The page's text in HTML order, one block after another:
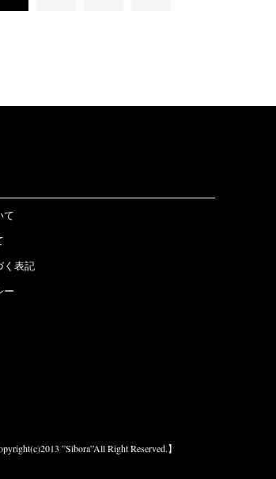
て
く表記
ー
”Sibora”All Right Reserved.】